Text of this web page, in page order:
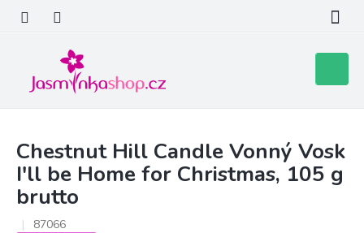
obsah
košík
Chestnut Hill Candle Vonný Vosk
I'll be Home for Christmas, 105 g
brutto
87066